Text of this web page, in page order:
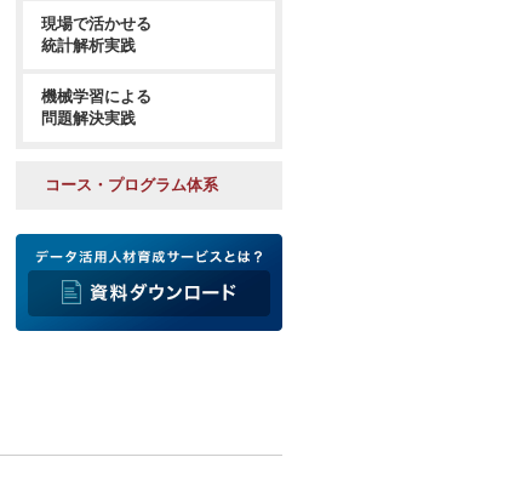
現場で活かせる
統計解析実践
機械学習による
問題解決実践
コース・プログラム体系